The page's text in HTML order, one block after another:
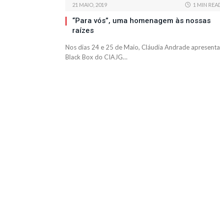
21 MAIO, 2019 1 MIN
“Para vós”, uma homenagem às nossas
raízes
Nos dias 24 e 25 de Maio, Cláudia Andrade
Black Box do CIAJG…